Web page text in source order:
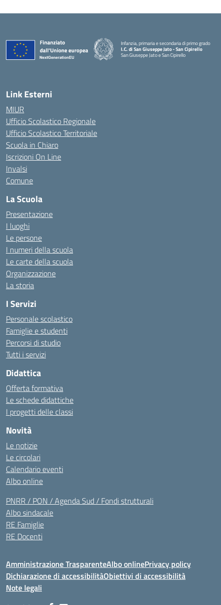
Infanzia, primaria e secondaria di primo grado
I.C. di San Giuseppe Jato - San Cipirello
San Giuseppe Jato e San Cipirello
Link Esterni
MIUR
Ufficio Scolastico Regionale
Ufficio Scolastico Territoriale
Scuola in Chiaro
Iscrizioni On Line
Invalsi
Comune
La Scuola
Presentazione
I luoghi
Le persone
I numeri della scuola
Le carte della scuola
Organizzazione
La storia
I Servizi
Personale scolastico
Famiglie e studenti
Percorsi di studio
Tutti i servizi
Didattica
Offerta formativa
Le schede didattiche
I progetti delle classi
Novità
Le notizie
Le circolari
Calendario eventi
Albo online
PNRR / PON / Agenda Sud / Fondi strutturali
Albo sindacale
RE Famiglie
RE Docenti
Amministrazione TrasparenteAlbo onlinePrivacy policy
Dichiarazione di accessibilitàObiettivi di accessibilità
Note legali